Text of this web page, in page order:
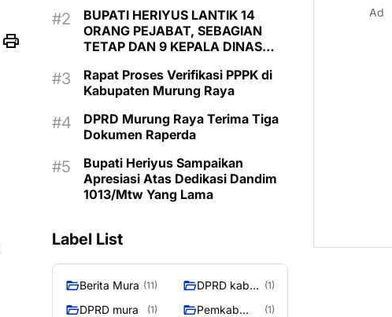
Raya
BUPATI HERIYUS LANTIK 14
ORANG PEJABAT, SEBAGIAN
TETAP DAN 9 KEPALA DINAS
Rapat Proses Verifikasi PPPK di
Kabupaten Murung Raya
DPRD Murung Raya Terima Tiga
Dokumen Raperda
Bupati Heriyus Sampaikan
Apresiasi Atas Dedikasi Dandim
1013/Mtw Yang Lama
Label List
Berita Mura (11)
DPRD kab
(1)
DPRD mura (1)
Pemkab
(1)
Ad